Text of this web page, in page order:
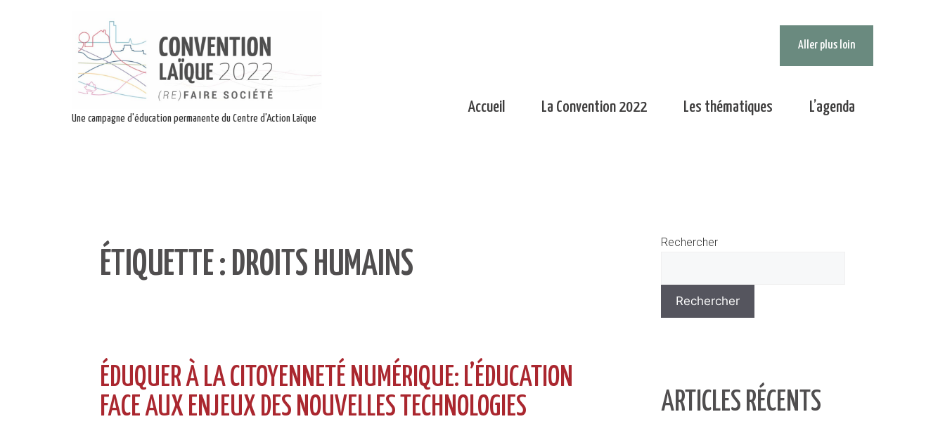
Une campagne d'éducation permanente du Centre d'Action Laïque
Aller plus loin
Accueil La Convention 2022 Les thématiques L’agenda
ÉTIQUETTE : DROITS HUMAINS
ÉDUQUER À LA CITOYENNETÉ NUMÉRIQUE: L’ÉDUCATION
FACE AUX ENJEUX DES NOUVELLES TECHNOLOGIES
Rechercher
Rechercher
ARTICLES RÉCENTS